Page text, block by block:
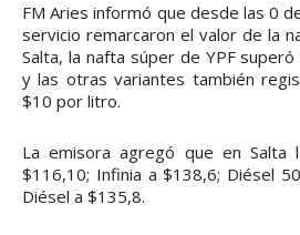
FM Aries informó que desde las 0
servicio remarcaron el valor de la
Salta, la nafta súper de YPF
y las otras variantes también
$10 por litro.
La emisora agregó que en Salta
$116,10; Infinia a $138,6; Diésel
Diésel a $135,8.